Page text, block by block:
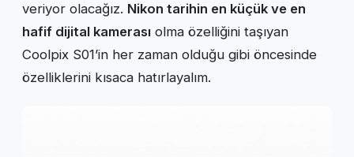
veriyor olacağız. Nikon tarihin en küçük ve en
hafif dijital kamerası olma özelliğini taşıyan
Coolpix S01’in her zaman olduğu gibi öncesinde
özelliklerini kısaca hatırlayalım.